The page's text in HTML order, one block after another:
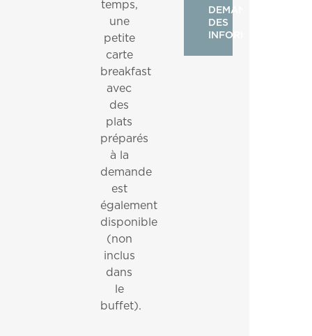
temps,
une
petite
carte
breakfast
avec
des
plats
préparés
à la
demande
est
également
disponible
(non
inclus
dans
le
buffet).
DEMANDER
DES
INFORMATIONS